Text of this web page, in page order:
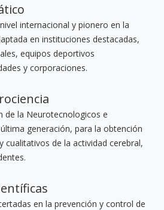
internacional y pionero en la
en instituciones destacadas,
equipos deportivos
y corporaciones.
de la Neurotecnologicos e
generación, para la obtención
cualitativos de la actividad cerebral,
en la prevención y control de